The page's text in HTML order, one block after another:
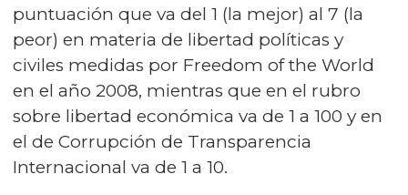
puntuación que va del 1 (la mejor) al 7 (la
peor) en materia de libertad políticas y
civiles medidas por Freedom of the World
en el año 2008, mientras que en el rubro
sobre libertad económica va de 1 a 100 y en
el de Corrupción de Transparencia
Internacional va de 1 a 10.